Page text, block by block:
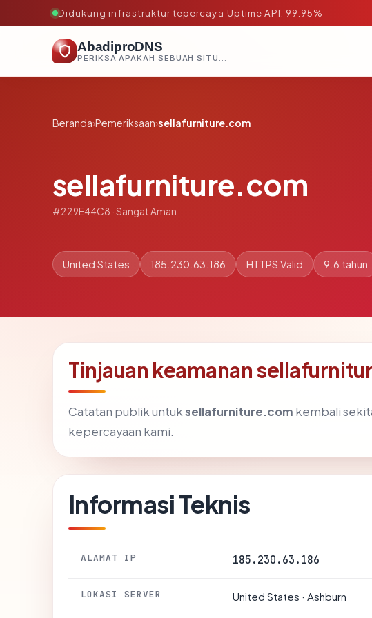
Didukung infrastruktur tepercaya·Uptime API: 99.95%
AbadiproDNS
PERIKSA APAKAH SEBUAH SITUS AMAN, TEPERCAYA, DAN TERVERIFIKASI DALAM HITUNGAN DETIK.
Beranda›Pemeriksaan›sellafurniture.com
sellafurniture.com
#229E44C8 · Sangat Aman
United States 185.230.63.186 HTTPS Valid 9.6 tahun
Tinjauan keamanan
Catatan publik untuksellafurniture.com kembali
kepercayaan kami.
Informasi Teknis
ALAMAT IP 185.230.63.186
LOKASI SERVER United States · Ashburn